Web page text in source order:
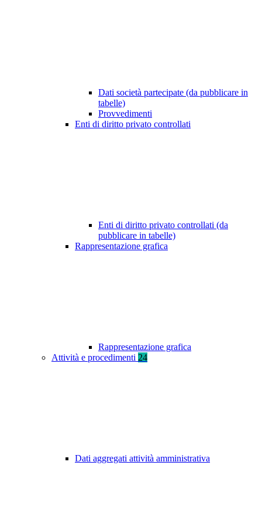
Dati società partecipate (da pubblicare in
tabelle)
Provvedimenti
Enti di diritto privato controllati
Enti di diritto privato controllati (da
pubblicare in tabelle)
Rappresentazione grafica
Rappresentazione grafica
Attività e procedimenti 24
Dati aggregati attività amministrativa